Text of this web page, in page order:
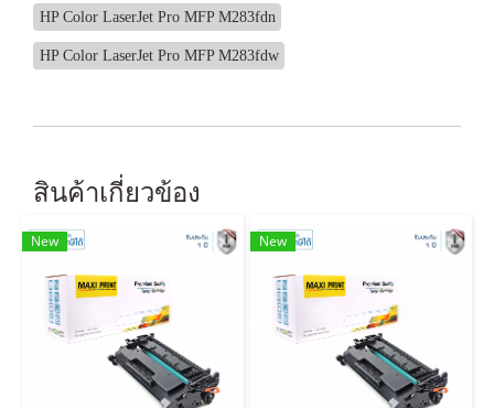
HP Color LaserJet Pro MFP M283fdn
HP Color LaserJet Pro MFP M283fdw
สินค้าเกี่ยวข้อง
New New